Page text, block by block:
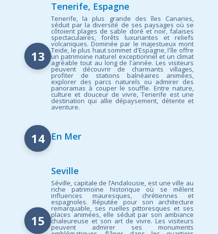
13
Tenerife, Espagne
Tenerife, la plus grande des îles Canaries,
séduit par la diversité de ses paysages où se
côtoient plages de sable doré et noir, falaises
spectaculaires, forêts luxuriantes et reliefs
volcaniques. Dominée par le majestueux mont
Teide, le plus haut sommet d'Espagne, l'île offre
un patrimoine naturel exceptionnel et un climat
agréable tout au long de l'année. Les visiteurs
peuvent découvrir de charmants villages,
profiter de stations balnéaires animées,
explorer des parcs naturels ou admirer des
panoramas à couper le souffle. Entre nature,
culture et douceur de vivre, Tenerife est une
destination qui allie dépaysement, détente et
aventure.
14 En Mer
15
Seville
Séville, capitale de l’Andalousie, est une ville au
riche patrimoine historique où se mêlent
influences mauresques, chrétiennes et
espagnoles. Réputée pour son architecture
remarquable, ses ruelles pittoresques et ses
places animées, elle séduit par son ambiance
chaleureuse et son art de vivre. Les visiteurs
peuvent admirer ses monuments